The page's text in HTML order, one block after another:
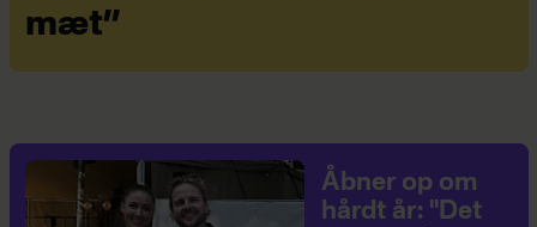
mæt”
Åbner op om
hårdt år: "Det